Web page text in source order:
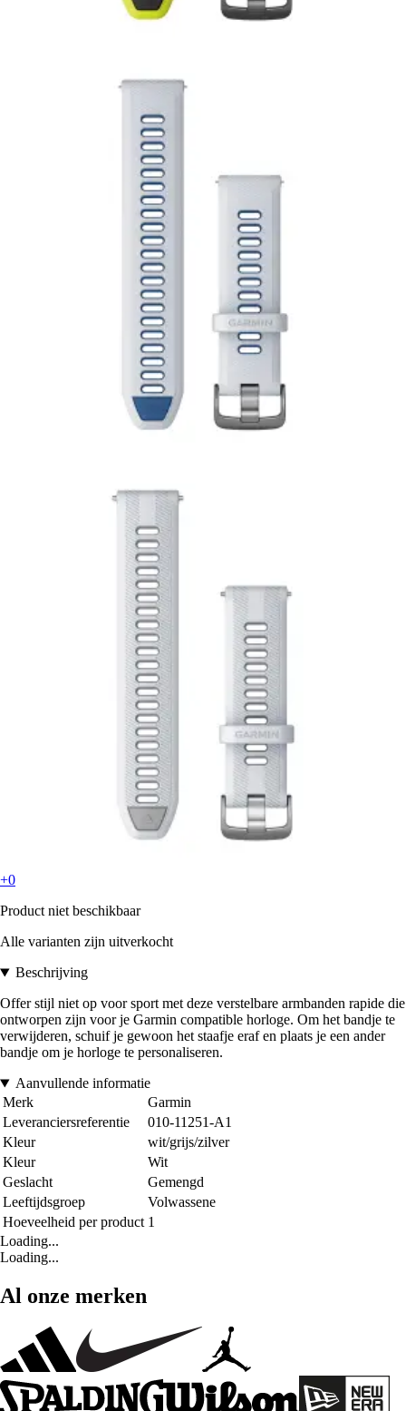
+0
Product niet beschikbaar
Alle varianten zijn uitverkocht
Beschrijving
Offer stijl niet op voor sport met deze verstelbare armbanden rapide die
ontworpen zijn voor je Garmin compatible horloge. Om het bandje te
verwijderen, schuif je gewoon het staafje eraf en plaats je een ander
bandje om je horloge te personaliseren.
Aanvullende informatie
Merk
Garmin
Leveranciersreferentie
010-11251-A1
Kleur
wit/grijs/zilver
Kleur
Wit
Geslacht
Gemengd
Leeftijdsgroep
Volwassene
Hoeveelheid per product 1
Loading...
Loading...
Al onze merken